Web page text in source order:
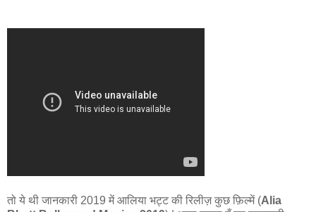
तो ये थी जानकारी 2019 में आलिया भट्ट की रिलीज़ कुछ फ़िल्में (Alia